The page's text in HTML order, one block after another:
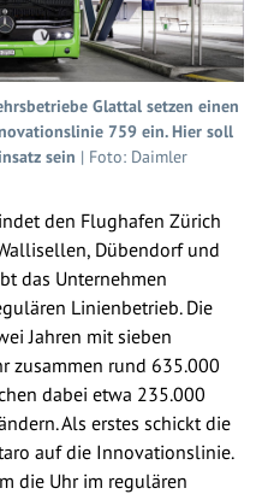
Glattal setzen einen
759 ein. Hier soll
sein | Foto: Daimler
den Flughafen Zürich
Dübendorf und
das Unternehmen
Linienbetrieb. Die
Jahren mit sieben
zusammen rund 635.000
dabei etwa 235.000
Als erstes schickt die
auf die Innovationslinie.
die Uhr im regulären